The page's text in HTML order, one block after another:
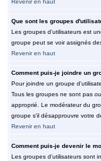
Revenir en haut
Que sont les groupes
Les groupes d'utilisateurs est
groupe peut se voir assignés
Revenir en haut
Comment puis-je joindre un
Pour joindre un groupe
Tous les groupes ne sont pas
approprié. Le modérateur du
groupe s'il désapprouvre votre
Revenir en haut
Comment puis-je devenir le
Les groupes d'utilisateurs sont